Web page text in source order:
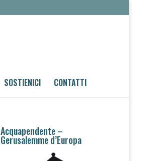
SOSTIENICI CONTATTI
Acquapendente –
Gerusalemme d’Europa